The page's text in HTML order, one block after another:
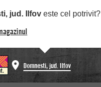
jud. Ilfov este cel potrivit?
Domnesti, jud. Ilfov